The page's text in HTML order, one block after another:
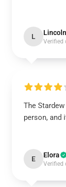
L Lincoln
Verified
The
person, and
E Elora
Verified